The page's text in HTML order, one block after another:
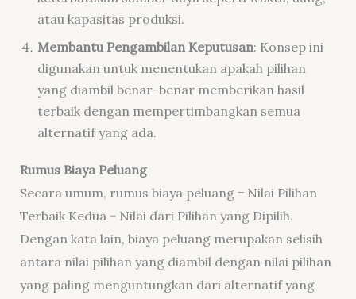
atau kapasitas produksi.
Membantu Pengambilan Keputusan: Konsep ini
digunakan untuk menentukan apakah pilihan
yang diambil benar-benar memberikan hasil
terbaik dengan mempertimbangkan semua
alternatif yang ada.
Rumus Biaya Peluang
Secara umum, rumus biaya peluang =Nilai Pilihan
Terbaik Kedua − Nilai dari Pilihan yang Dipilih.
Dengan kata lain, biaya peluang merupakan selisih
antara nilai pilihan yang diambil dengan nilai pilihan
yang paling menguntungkan dari alternatif yang